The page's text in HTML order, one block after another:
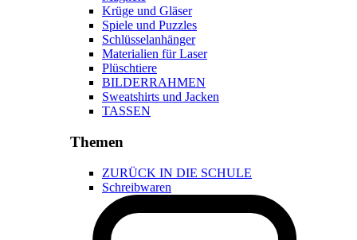
Krüge und Gläser
Spiele und Puzzles
Schlüsselanhänger
Materialien für Laser
Plüschtiere
BILDERRAHMEN
Sweatshirts und Jacken
TASSEN
Themen
ZURÜCK IN DIE SCHULE
Schreibwaren